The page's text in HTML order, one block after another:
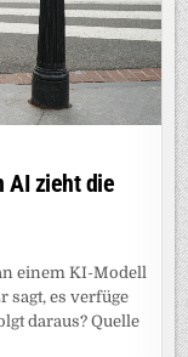
AI zieht die
einem KI-Modell
sagt, es verfüge
daraus? Quelle